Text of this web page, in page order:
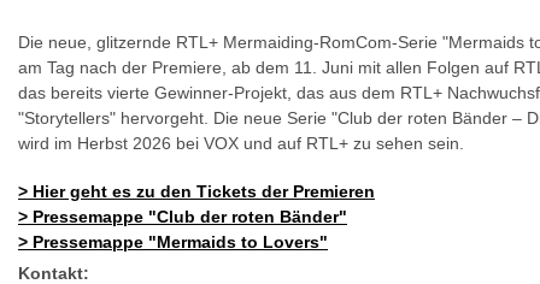
Die neue, glitzernde RTL+ Mermaiding-RomCom-Serie "Mermaids
am Tag nach der Premiere, ab dem 11. Juni mit allen Folgen auf
das bereits vierte Gewinner-Projekt, das aus dem RTL+
"Storytellers" hervorgeht. Die neue Serie "Club der roten Bänder –
wird im Herbst 2026 bei VOX und auf RTL+ zu sehen sein.
> Hier geht es zu den Tickets der Premieren
> Pressemappe "Club der roten Bänder"
> Pressemappe "Mermaids to Lovers"
Kontakt: